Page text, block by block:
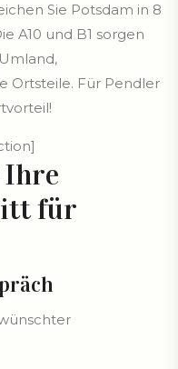
Sie Potsdam in 8
A10 und B1 sorgen
Ortsteile. Für Pendler
Ihre
für